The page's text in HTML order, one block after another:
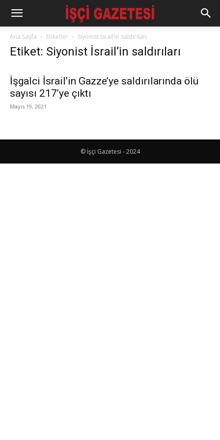
Ana Sayfa Etiketler Siyonist İsrail’in saldırıları
Etiket: Siyonist İsrail’in saldırıları
İşgalci İsrail’in Gazze’ye saldırılarında ölü
sayısı 217’ye çıktı
Mayıs 19, 2021
© İşçi Gazetesi - 2024